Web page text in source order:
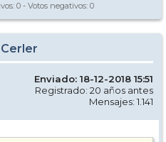
0 - Votos negativos: 0
Enviado: 18-12-2018 15:51
Registrado: 20 años antes
Mensajes: 1.141